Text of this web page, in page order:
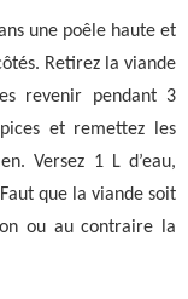
une poêle haute et
Retirez la viande
revenir pendant 3
et remettez les
Versez 1 L d’eau,
que la viande soit
ou au contraire la